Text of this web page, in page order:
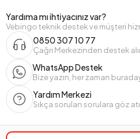
Yardıma mı ihtiyacınız var?
Vebingo teknik destek ve müşteri
0850 307 10 77
Çağrı Merkezinden destek
WhatsApp Destek
Bize yazın, her zaman
Yardım Merkezi
Sıkça sorulan sorulara göz